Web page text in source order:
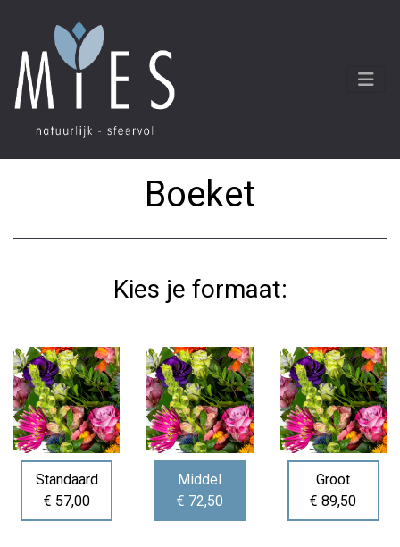
Boeket
Kies je formaat:
Standaard
€ 57,00
Middel
€ 72,50
Groot
€ 89,50